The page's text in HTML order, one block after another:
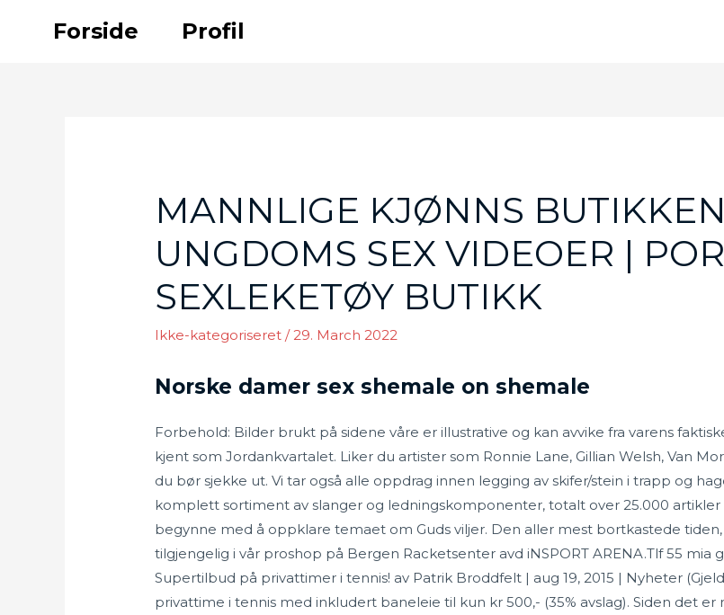
Forside Profil
MANNLIGE KJØNNS
UNGDOMS SEX VIDEOER |
SEXLEKETØY BUTIKK
Ikke-kategoriseret /29. March 2022
Norske damer sex shemale on shemale
Forbehold: Bilder brukt på sidene våre er illustrative og kan avvike fra varens
kjent som Jordankvartalet. Liker du artister som Ronnie Lane, Gillian Welsh, Van
du bør sjekke ut. Vi tar også alle oppdrag innen legging av skifer/stein i trapp og
komplett sortiment av slanger og ledningskomponenter, totalt over 25.000 artikler
begynne med å oppklare temaet om Guds viljer. Den aller mest bortkastede
tilgjengelig i vår proshop på Bergen Racketsenter avd iNSPORT ARENA.Tlf 55
Supertilbud på privattimer i tennis! av Patrik Broddfelt | aug 19, 2015 | Nyheter
privattime i tennis med inkludert baneleie til kun kr 500,- (35% avslag). Siden det